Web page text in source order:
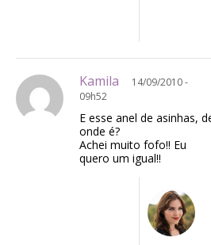
Kamila
14/09/2010 -
09h52
E esse anel de asinhas,
onde é?
Achei muito fofo!! Eu
quero um igual!!